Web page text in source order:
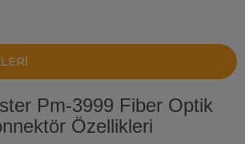
Pm-3999 Fiber Optik
Özellikleri